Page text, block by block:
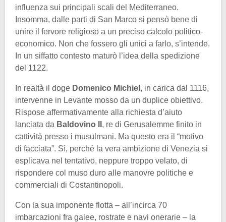
influenza sui principali scali del Mediterraneo.
Insomma, dalle parti di San Marco si pensò bene di
unire il fervore religioso a un preciso calcolo politico-
economico. Non che fossero gli unici a farlo, s’intende.
In un siffatto contesto maturò l’idea della spedizione
del 1122.
In realtà il doge Domenico Michiel , in carica dal 1116,
intervenne in Levante mosso da un duplice obiettivo.
Rispose affermativamente alla richiesta d’aiuto
lanciata da Baldovino II , re di Gerusalemme finito in
cattività presso i musulmani. Ma questo era il “motivo
di facciata”. Sì, perché la vera ambizione di Venezia si
esplicava nel tentativo, neppure troppo velato, di
rispondere col muso duro alle manovre politiche e
commerciali di Costantinopoli.
Con la sua imponente flotta – all’incirca 70
imbarcazioni fra galee, rostrate e navi onerarie – la